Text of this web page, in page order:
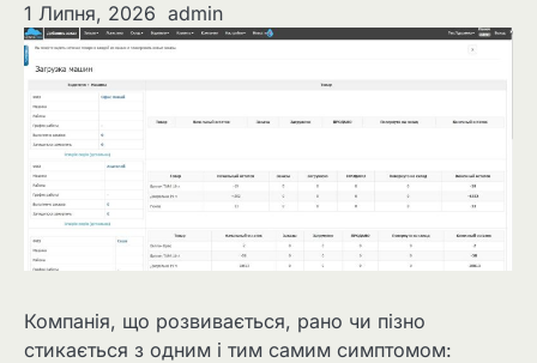
1 Липня, 2026 admin
Компанія, що розвивається, рано чи пізно
стикається з одним і тим самим симптомом: